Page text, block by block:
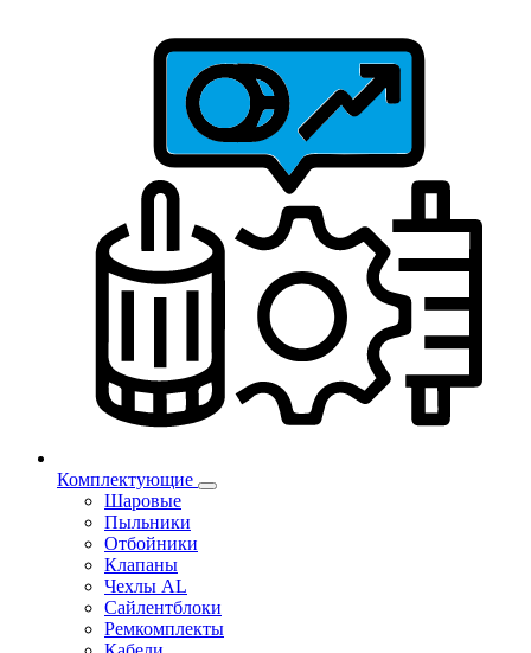
Комплектующие
Шаровые
Пыльники
Отбойники
Клапаны
Чехлы AL
Сайлентблоки
Ремкомплекты